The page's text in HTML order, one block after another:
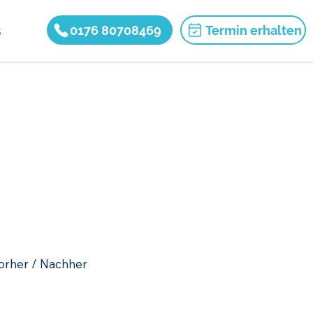
0176 80708469 Termin erhalten
/ Nachher